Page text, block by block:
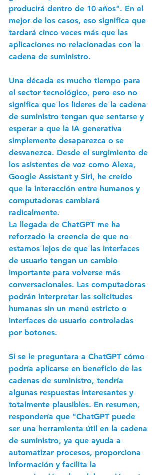
producirá dentro de 10 años". En el
mejor de los casos, eso significa que
tardará cinco veces más que las
aplicaciones no relacionadas con la
cadena de suministro.
Una década es mucho tiempo para
el sector tecnológico, pero eso no
significa que los líderes de la cadena
de suministro tengan que sentarse y
esperar a que la IA generativa
simplemente desaparezca o se
desvanezca. Desde el surgimiento de
los asistentes de voz como Alexa,
Google Assistant y Siri, he creído
que la interacción entre humanos y
computadoras cambiará
radicalmente.
La llegada de ChatGPT me ha
reforzado la creencia de que no
estamos lejos de que las interfaces
de usuario tengan un cambio
importante para volverse más
conversacionales. Las computadoras
podrán interpretar las solicitudes
humanas sin un menú estricto o
interfaces de usuario controladas
por botones.
Si se le preguntara a ChatGPT cómo
podría aplicarse en beneficio de las
cadenas de suministro, tendría
algunas respuestas interesantes y
totalmente plausibles. En resumen,
respondería que "ChatGPT puede
ser una herramienta útil en la cadena
de suministro, ya que ayuda a
automatizar procesos, proporciona
información y facilita la